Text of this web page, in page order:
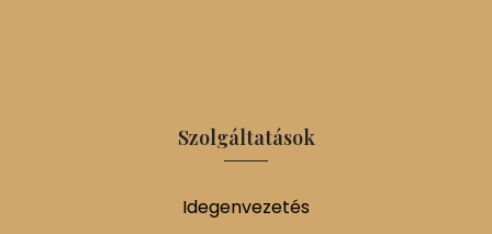
Szolgáltatások
Idegenvezetés